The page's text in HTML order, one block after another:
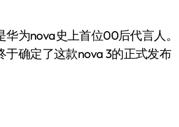
为nova史上首位00后代言人。
确定了这款nova 3的正式发布